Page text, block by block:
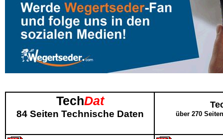
TechDat
84 Seiten Technische Daten über 270